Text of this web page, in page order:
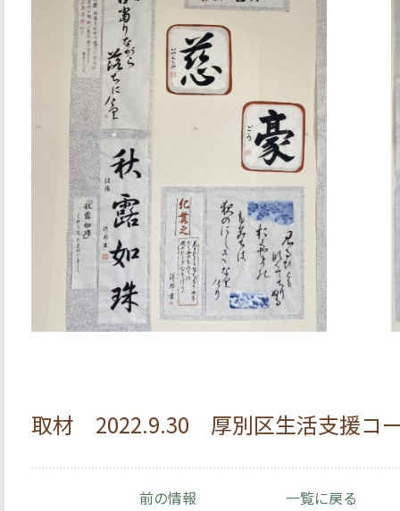
取材 2022.9.30 厚別区生活支援コ
前の情報 一覧に戻る